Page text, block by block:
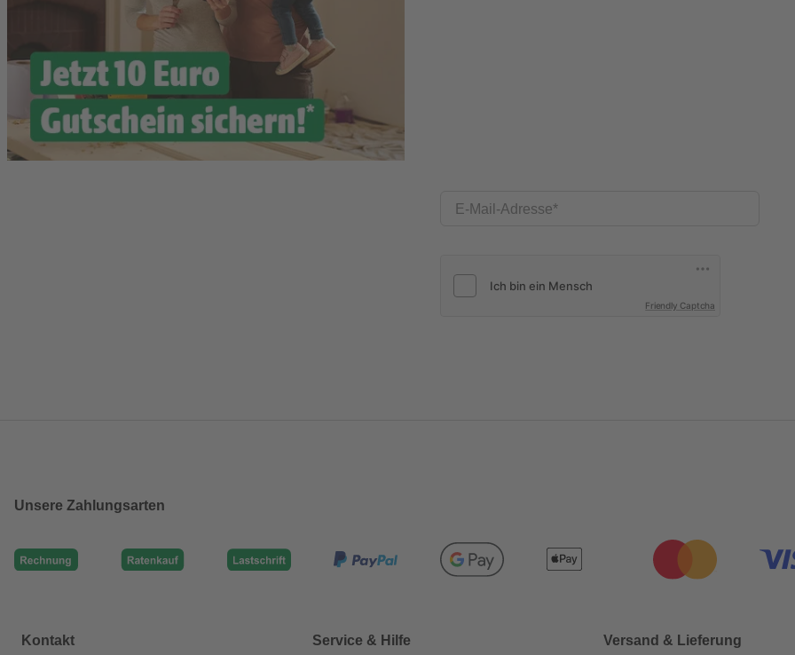
E-Mail-Adresse
Friendly Captcha
Unsere Zahlungsarten
Kontakt Service & Hilfe Versand & Lieferung